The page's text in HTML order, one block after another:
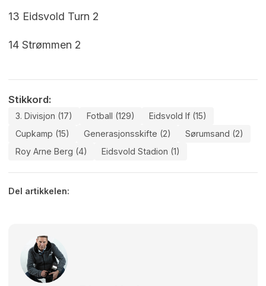
13 Eidsvold Turn 2
14 Strømmen 2
Stikkord:
3. Divisjon (17) Fotball (129)
Eidsvold If (15)
Cupkamp (15)
Generasjonsskifte (2)
Sørumsand (2)
Roy Arne Berg (4)
Eidsvold Stadion (1)
Del artikkelen: